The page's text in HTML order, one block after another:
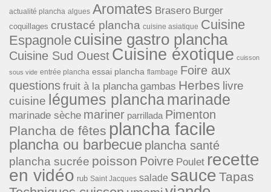
actualité plancha algues Aromates Brasero Burger
coquillages crustacé plancha cuisine asiatique Cuisine
Espagnole cuisine gastro plancha
Cuisine Sud Ouest Cuisine éxotique cuisson
sous vide entrée plancha essai plancha flambage Foire aux
questions fruit à la plancha gambas Herbes livre
cuisine légumes planchamarinade
marinade sèche mariner parrillada Pimenton
Plancha de fêtes plancha facile
plancha ou barbecue plancha santé
plancha sucrée poisson Poivre Poulet recette
en vidéo rub Saint Jacques salade sauce Tapas